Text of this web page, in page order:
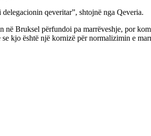
qeveritar”, shtojnë nga Qeveria.
Bruksel përfundoi pa marrëveshje, por
kjo është një kornizë për normalizimin e